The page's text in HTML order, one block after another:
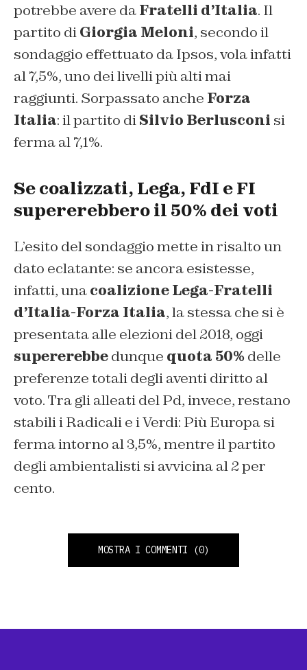
potrebbe avere daFratelli d’Italia. Il
partito diGiorgia Meloni, secondo il
sondaggio effettuato da Ipsos, vola infatti
al 7,5%, uno dei livelli più alti mai
raggiunti. Sorpassato anche Forza
Italia: il partito diSilvio Berlusconi si
ferma al 7,1%.
Se coalizzati, Lega, FdI e FI
supererebbero il 50% dei voti
L’esito del sondaggio mette in risalto un
dato eclatante: se ancora esistesse,
infatti, unacoalizione Lega-Fratelli
d’Italia-Forza Italia, la stessa che si è
presentata alle elezioni del 2018, oggi
supererebbedunque quota 50% delle
preferenze totali degli aventi diritto al
voto. Tra gli alleati del Pd, invece, restano
stabili i Radicali e i Verdi: Più Europa si
ferma intorno al 3,5%, mentre il partito
degli ambientalisti si avvicina al 2 per
cento.
MOSTRA I COMMENTI (0)